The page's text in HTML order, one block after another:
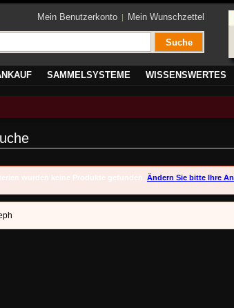
Mein Benutzerkonto Mein Wunschzettel
Suche
SAMMELSYSTEME WISSENSWERTES
wurden keine Produkte gefunden. Ändern Sie bitte Ihre